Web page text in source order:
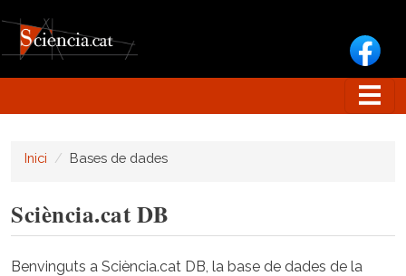
Inici Bases de dades
Sciència.cat DB
Benvinguts a Sciència.cat DB, la base de dades de la